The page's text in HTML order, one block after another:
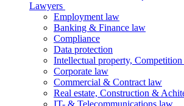
Lawyers
Employment law
Banking & Finance law
Compliance
Data protection
Intellectual property,
Corporate law
Commercial & Contract law
Real estate, Construction &
IT- & Telecommunications law